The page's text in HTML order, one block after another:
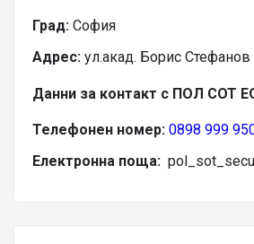
Град: София
Адрес: ул.акад. Борис Стефанов
Данни за контакт с ПОЛ СОТ
Телефонен номер: 0898 999
Електронна поща: